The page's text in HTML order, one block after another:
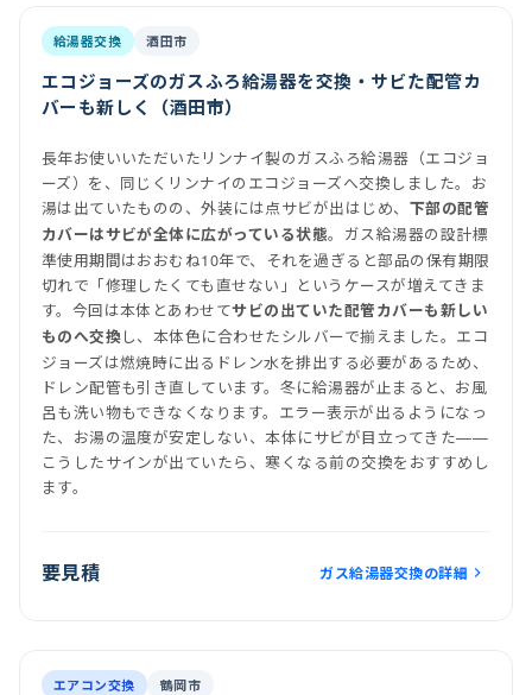
施工後
給湯器交換 酒田市
エコジョーズのガスふろ給湯器を交換・サビた配管カ
バーも新しく（酒田市）
長年お使いいただいたリンナイ製のガスふろ給湯器（エコジョ
ーズ）を、同じくリンナイのエコジョーズへ交換しました。お
湯は出ていたものの、外装には点サビが出はじめ、 下部の配管
カバーはサビが全体に広がっている状態。ガス給湯器の設計標
準使用期間はおおむね10年で、それを過ぎると部品の保有期限
切れで「修理したくても直せない」というケースが増えてきま
す。今回は本体とあわせてサビの出ていた配管カバーも新しい
ものへ交換し、本体色に合わせたシルバーで揃えました。エコ
ジョーズは燃焼時に出るドレン水を排出する必要があるため、
ドレン配管も引き直しています。冬に給湯器が止まると、お風
呂も洗い物もできなくなります。エラー表示が出るようになっ
た、お湯の温度が安定しない、本体にサビが目立ってきた——
こうしたサインが出ていたら、寒くなる前の交換をおすすめし
ます。
要見積 ガス給湯器交換の詳細
施工後
エアコン交換 鶴岡市